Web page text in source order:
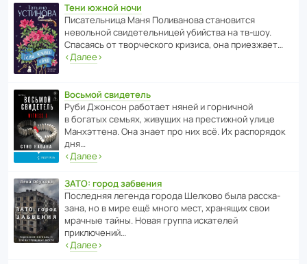
Тени южной ночи
Писа­тель­ница Маня Поли­ва­нова стано­вится
невольной свиде­тель­ницей убийства на тв-шоу.
Спасаясь от твор­че­с­кого кризиса, она приезжает…
‹Далее›
Восьмой свидетель
Руби Джонсон рабо­тает няней и горни­чной
в богатых семьях, живущих на прес­ти­жной улице
Манх­эт­тена. Она знает про них всё. Их распо­рядок
дня…
‹Далее›
ЗАТО: город забвения
После­дняя легенда города Шелково была расска­
зана, но в мире ещё много мест, хранящих свои
мрачные тайны. Новая группа иска­телей
приключений…
‹Далее›